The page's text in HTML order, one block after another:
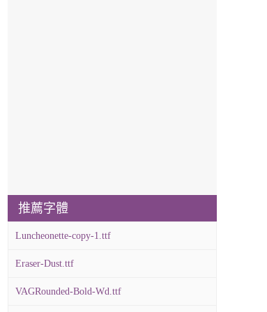
推薦字體
Luncheonette-copy-1.ttf
Eraser-Dust.ttf
VAGRounded-Bold-Wd.ttf